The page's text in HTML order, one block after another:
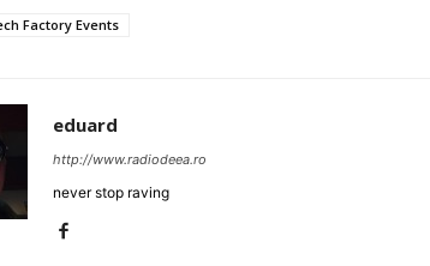
Factory Events
eduard
http://www.radiodeea.ro
never stop raving